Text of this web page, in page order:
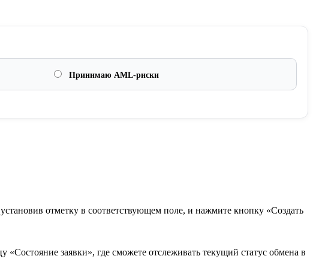
Принимаю AML-риски
отметку в соответствующем поле, и нажмите кнопку «Создать
заявки», где сможете отслеживать текущий статус обмена в